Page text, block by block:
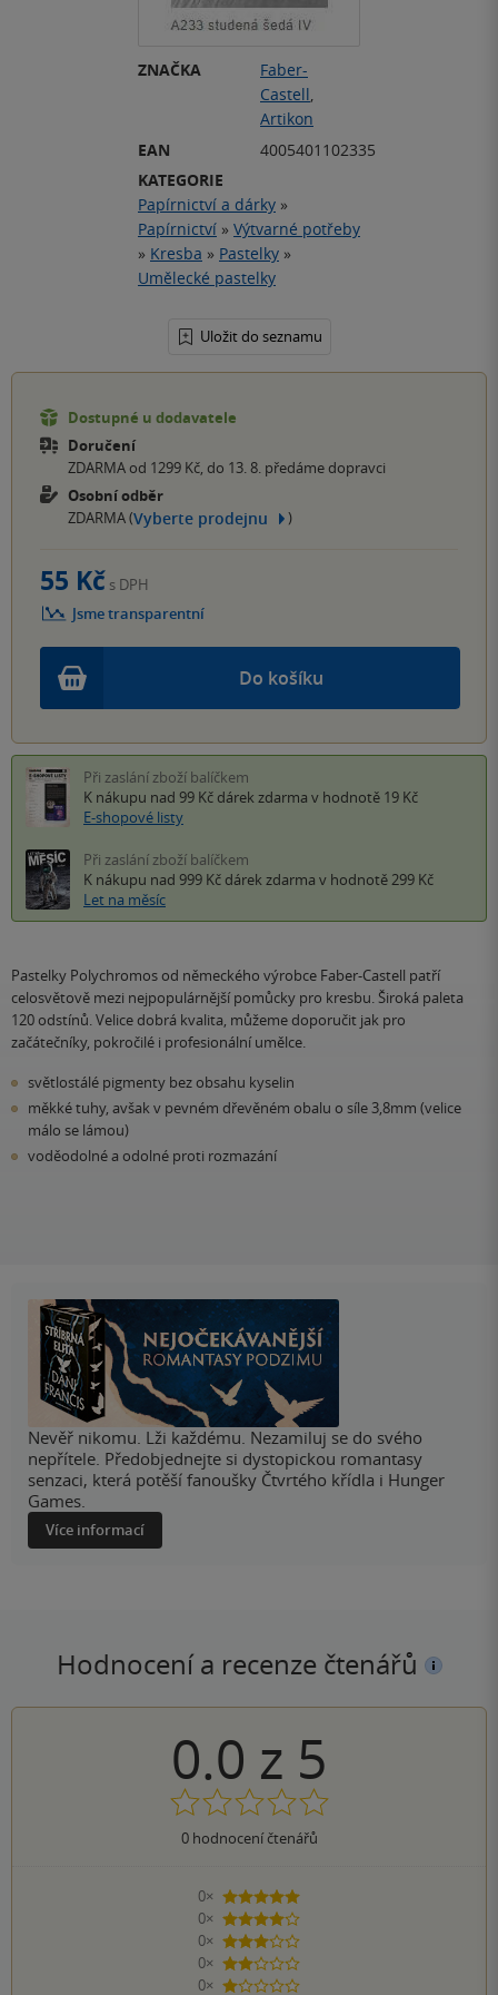
ZNAČKA
Faber-
Castell,
Artikon
EAN
4005401102335
KATEGORIE
Papírnictví a dárky »
Papírnictví » Výtvarné potřeby
» Kresba » Pastelky »
Umělecké pastelky
Uložit do seznamu
Dostupné u dodavatele
Doručení
ZDARMA od 1299 Kč, do 13. 8. předáme dopravci
Osobní odběr
ZDARMA (Vyberte prodejnu )
Do košíku
55 Kč s DPH
Jsme transparentní
Při zaslání zboží balíčkem
K nákupu nad 99 Kč dárek zdarma v hodnotě 19 Kč
E-shopové listy
Při zaslání zboží balíčkem
K nákupu nad 999 Kč dárek zdarma v hodnotě 299 Kč
Let na měsíc
Pastelky Polychromos od německého výrobce Faber-Castell patří
celosvětově mezi nejpopulárnější pomůcky pro kresbu. Široká paleta
120 odstínů. Velice dobrá kvalita, můžeme doporučit jak pro
začátečníky, pokročilé i profesionální umělce.
světlostálé pigmenty bez obsahu kyselin
měkké tuhy, avšak v pevném dřevěném obalu o síle 3,8mm (velice
málo se lámou)
voděodolné a odolné proti rozmazání
Nevěř nikomu. Lži každému. Nezamiluj se do svého
nepřítele. Předobjednejte si dystopickou romantasy
senzaci, která potěší fanoušky Čtvrtého křídla i Hunger
Games.
Více informací
Hodnocení a recenze čtenářů
0.0 z 5
0hodnocení čtenářů
0×
5 hvězdiček
0×
4 hvězdičky
0×
3 hvězdičky
0×
2 hvězdičky
0×
1 hvezdička